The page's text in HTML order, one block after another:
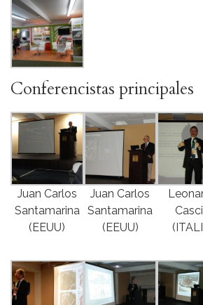
Conferencistas principales
Juan Carlos
Santamarina
(EEUU)
Juan Carlos
Santamarina
(EEUU)